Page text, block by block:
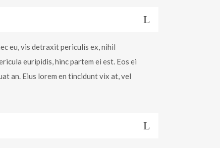
eu, vis detraxit periculis ex, nihil
euripidis, hinc partem ei est. Eos ei
an. Eius lorem en tincidunt vix at, vel